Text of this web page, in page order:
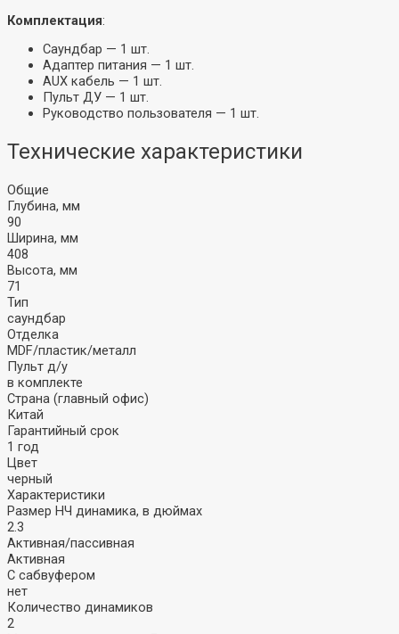
Акустика
Портативная
Колонки
Саундбары
Винил
Иглы
Комплектация:
Саундбар — 1 шт.
Адаптер питания — 1 шт.
AUX кабель — 1 шт.
Пульт ДУ — 1 шт.
Руководство пользователя — 1 шт.
Технические характеристики
Общие
Глубина, мм
90
Ширина, мм
408
Высота, мм
71
Тип
саундбар
Отделка
MDF/пластик/металл
Пульт д/у
в комплекте
Страна (главный офис)
Китай
Гарантийный срок
1 год
Цвет
черный
Характеристики
Размер НЧ динамика, в дюймах
2.3
Активная/пассивная
Активная
С сабвуфером
нет
Количество динамиков
2